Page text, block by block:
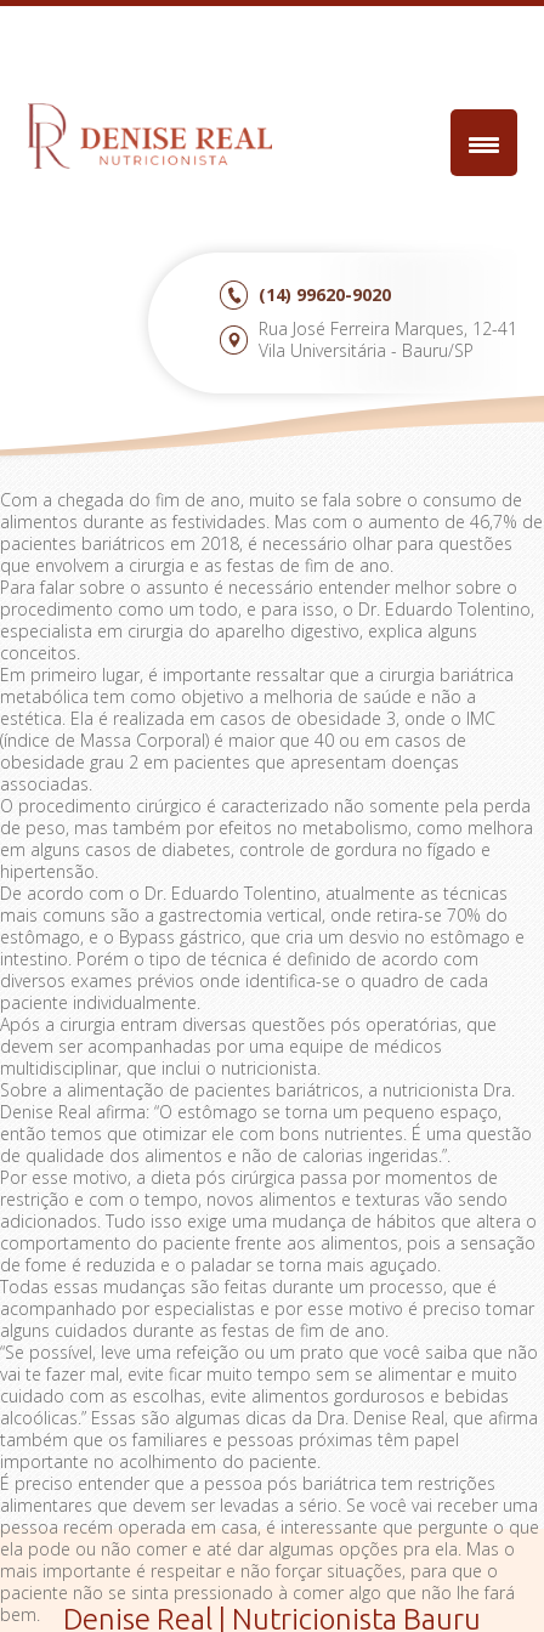
(14) 99620-9020
Rua José Ferreira Marques, 12-41
Vila Universitária - Bauru/SP
Com a chegada do fim de ano, muito se fala sobre o consumo de
alimentos durante as festividades. Mas com o aumento de 46,7% de
pacientes bariátricos em 2018, é necessário olhar para questões
que envolvem a cirurgia e as festas de fim de ano.
Para falar sobre o assunto é necessário entender melhor sobre o
procedimento como um todo, e para isso, o Dr. Eduardo Tolentino,
especialista em cirurgia do aparelho digestivo, explica alguns
conceitos.
Em primeiro lugar, é importante ressaltar que a cirurgia bariátrica
metabólica tem como objetivo a melhoria de saúde e não a
estética. Ela é realizada em casos de obesidade 3, onde o IMC
(índice de Massa Corporal) é maior que 40 ou em casos de
obesidade grau 2 em pacientes que apresentam doenças
associadas.
O procedimento cirúrgico é caracterizado não somente pela perda
de peso, mas também por efeitos no metabolismo, como melhora
em alguns casos de diabetes, controle de gordura no fígado e
hipertensão.
De acordo com o Dr. Eduardo Tolentino, atualmente as técnicas
mais comuns são a gastrectomia vertical, onde retira-se 70% do
estômago, e o Bypass gástrico, que cria um desvio no estômago e
intestino. Porém o tipo de técnica é definido de acordo com
diversos exames prévios onde identifica-se o quadro de cada
paciente individualmente.
Após a cirurgia entram diversas questões pós operatórias, que
devem ser acompanhadas por uma equipe de médicos
multidisciplinar, que inclui o nutricionista.
Sobre a alimentação de pacientes bariátricos, a nutricionista Dra.
Denise Real afirma: “O estômago se torna um pequeno espaço,
então temos que otimizar ele com bons nutrientes. É uma questão
de qualidade dos alimentos e não de calorias ingeridas.”.
Por esse motivo, a dieta pós cirúrgica passa por momentos de
restrição e com o tempo, novos alimentos e texturas vão sendo
adicionados. Tudo isso exige uma mudança de hábitos que altera o
comportamento do paciente frente aos alimentos, pois a sensação
de fome é reduzida e o paladar se torna mais aguçado.
Todas essas mudanças são feitas durante um processo, que é
acompanhado por especialistas e por esse motivo é preciso tomar
alguns cuidados durante as festas de fim de ano.
“Se possível, leve uma refeição ou um prato que você saiba que não
vai te fazer mal, evite ficar muito tempo sem se alimentar e muito
cuidado com as escolhas, evite alimentos gordurosos e bebidas
alcoólicas.” Essas são algumas dicas da Dra. Denise Real, que afirma
também que os familiares e pessoas próximas têm papel
importante no acolhimento do paciente.
É preciso entender que a pessoa pós bariátrica tem restrições
alimentares que devem ser levadas a sério. Se você vai receber uma
pessoa recém operada em casa, é interessante que pergunte o que
ela pode ou não comer e até dar algumas opções pra ela. Mas o
mais importante é respeitar e não forçar situações, para que o
paciente não se sinta pressionado à comer algo que não lhe fará
bem.
Denise Real | Nutricionista Bauru